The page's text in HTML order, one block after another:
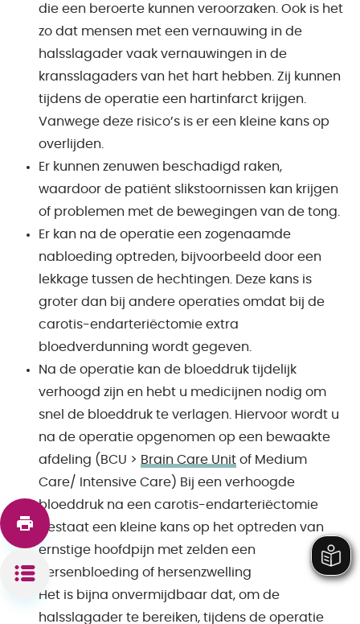
die een beroerte kunnen veroorzaken. Ook is het
zo dat mensen met een vernauwing in de
halsslagader vaak vernauwingen in de
kransslagaders van het hart hebben. Zij kunnen
tijdens de operatie een hartinfarct krijgen.
Vanwege deze risico’s is er een kleine kans op
overlijden.
Er kunnen zenuwen beschadigd raken,
waardoor de patiënt slikstoornissen kan krijgen
of problemen met de bewegingen van de tong.
Er kan na de operatie een zogenaamde
nabloeding optreden, bijvoorbeeld door een
lekkage tussen de hechtingen. Deze kans is
groter dan bij andere operaties omdat bij de
carotis-endarteriëctomie extra
bloedverdunning wordt gegeven.
Na de operatie kan de bloeddruk tijdelijk
verhoogd zijn en hebt u medicijnen nodig om
snel de bloeddruk te verlagen. Hiervoor wordt u
na de operatie opgenomen op een bewaakte
afdeling (BCU > Brain Care Unit of Medium
Care/ Intensive Care) Bij een verhoogde
bloeddruk na een carotis-endarteriëctomie
bestaat een kleine kans op het optreden van
ernstige hoofdpijn met zelden een
hersenbloeding of hersenzwelling
Het is bijna onvermijdbaar dat, om de
halsslagader te bereiken, tijdens de operatie